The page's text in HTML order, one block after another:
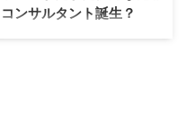
コンサルタント誕生？
大ヒット・コメディ『ふたりは友